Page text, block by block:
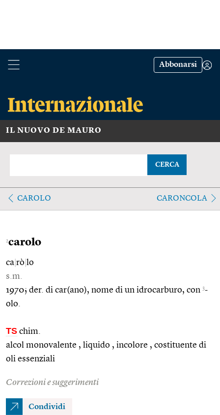
Abbonarsi
IL NUOVO DE MAURO
CERCA
CAROLO CARONCOLA
2carolo
ca rò lo
s.m.
1970; der. di car(ano), nome di un idrocarburo, con 3-
olo.
TS chim.
alcol monovalente , liquido , incolore , costituente di
oli essenziali
Correzioni e suggerimenti
Condividi